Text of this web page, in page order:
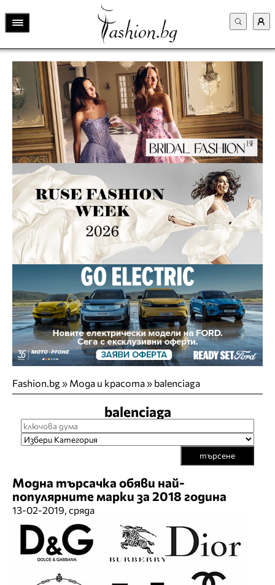
Fashion.bg» Мода и красота» balenciaga
balenciaga
търсене
Модна търсачка обяви най-
популярните марки за 2018 година
13-02-2019, сряда